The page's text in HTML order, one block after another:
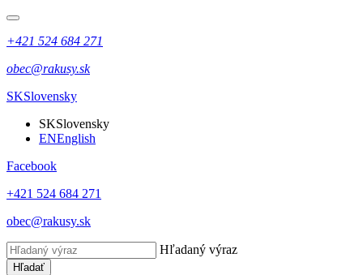
+421 524 684 271
obec@rakusy.sk
SKSlovensky
SKSlovensky
ENEnglish
Facebook
+421 524 684 271
obec@rakusy.sk
Hľadaný výraz
Hľadať